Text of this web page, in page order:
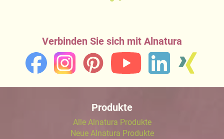
Verbinden Sie sich mit Alnatura
Produkte
Alle Alnatura Produkte
Neue Alnatura Produkte